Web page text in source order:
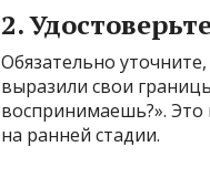
2.
Обязательно
выразили свои
воспринимаешь?».
на ранней стадии.